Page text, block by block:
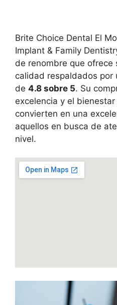
Brite Choice Dental El
Implant & Family
de renombre que ofrece
calidad respaldados por
de 4.8 sobre 5. Su
excelencia y el
convierten en una
aquellos en busca de
nivel.